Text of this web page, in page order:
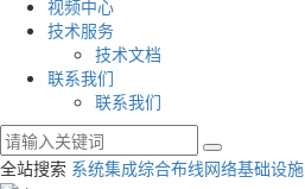
视频中心
技术服务
技术文档
联系我们
联系我们
全站搜索 系统集成综合布线网络基础设施